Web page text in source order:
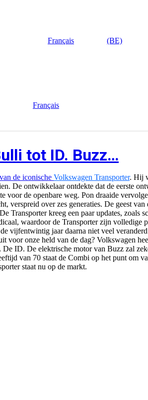
Français
Français
(BE)
tot ID. Buzz…
de iconische Volkswagen Transporter. Hij
De ontwikkelaar ontdekte dat de eerste
voor de openbare weg. Pon draaide
verspreid over zes generaties. De geest
Transporter kreeg een paar updates,
waardoor de Transporter zijn volledige
vijfentwintig jaar daarna niet veel
voor onze held van de dag? Volkswagen
De ID. De elektrische motor van Buzz zal
van 70 staat de Combi op het punt om
staat nu op de markt.